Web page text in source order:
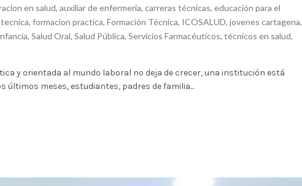
en salud, auxiliar de enfermeria, carreras técnicas, educación para el
, formacion practica, Formación Técnica, ICOSALUD, jovenes cartagena,
, Salud Oral, Salud Pública, Servicios Farmacéuticos, técnicos en salud,
y orientada al mundo laboral no deja de crecer, una institución está
últimos meses, estudiantes, padres de familia...